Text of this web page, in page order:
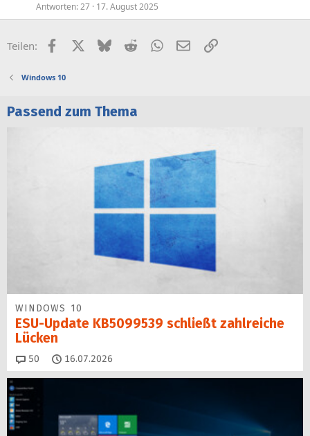
Antworten 27 17. August 2025
Teilen: FacebookX (Twitter)
BlueskyRedditWhatsApp
E-MailLink
Windows 10
Passend zum Thema
WINDOWS 10
ESU-Update KB5099539 schließt zahlreiche
Lücken
50 Kommentare
16.07.2026